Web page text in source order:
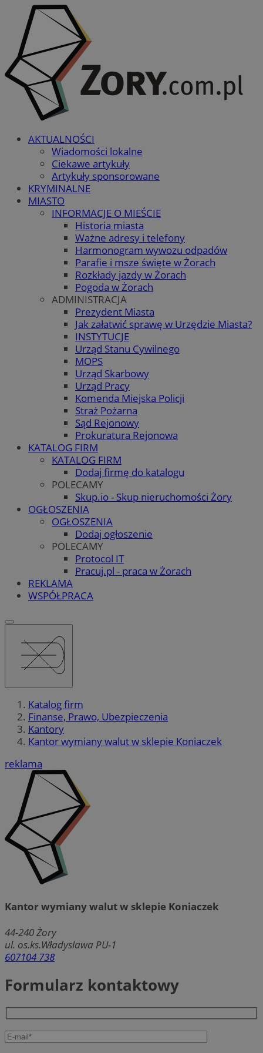
AKTUALNOŚCI
Wiadomości lokalne
Ciekawe artykuły
Artykuły sponsorowane
KRYMINALNE
MIASTO
INFORMACJE O MIEŚCIE
Historia miasta
Ważne adresy i telefony
Harmonogram wywozu odpadów
Parafie i msze święte w Żorach
Rozkłady jazdy w Żorach
Pogoda w Żorach
ADMINISTRACJA
Prezydent Miasta
Jak załatwić sprawę w Urzędzie Miasta?
INSTYTUCJE
Urząd Stanu Cywilnego
MOPS
Urząd Skarbowy
Urząd Pracy
Komenda Miejska Policji
Straż Pożarna
Sąd Rejonowy
Prokuratura Rejonowa
KATALOG FIRM
KATALOG FIRM
Dodaj firmę do katalogu
POLECAMY
Skup.io - Skup nieruchomości Żory
OGŁOSZENIA
OGŁOSZENIA
Dodaj ogłoszenie
POLECAMY
Protocol IT
Pracuj.pl - praca w Żorach
REKLAMA
WSPÓŁPRACA
Katalog firm
Finanse, Prawo, Ubezpieczenia
Kantory
Kantor wymiany walut w sklepie Koniaczek
reklama
Kantor wymiany walut w sklepie Koniaczek
44-240Żory
ul. os.ks.Władyslawa PU-1
607104 738
Formularz kontaktowy